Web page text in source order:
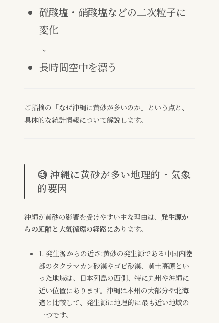
硫酸塩・硝酸塩などの二次粒子に
変化
↓
長時間空中を漂う
ご指摘の「なぜ沖縄に黄砂が多いのか」という点と、
具体的な統計情報について解説します。
🧐 沖縄に黄砂が多い地理的・気象
的要因
沖縄が黄砂の影響を受けやすい主な理由は、 発生源か
らの距離 と 大気循環の経路にあります。
1. 発生源からの近さ:黄砂の発生源である中国内陸
部のタクラマカン砂漠やゴビ砂漠、黄土高原とい
った地域は、日本列島の西側、特に九州や沖縄に
近い位置にあります。沖縄は本州の大部分や北海
道と比較して、発生源に地理的に最も近い地域の
一つです。